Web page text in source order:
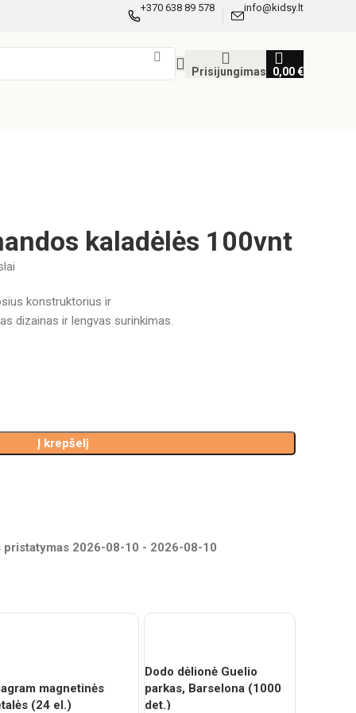
+370 638 89 578 info@kidsy.lt
Prisijungimas 0,00€
kaladėlės 100vnt
konstruktorius ir
dizainas ir lengvas surinkimas.
Į krepšelį
pristatymas 2026-08-10 - 2026-08-10
magnetinės
(24 el.)
Dodo dėlionė Guelio
parkas, Barselona (1000
det.)